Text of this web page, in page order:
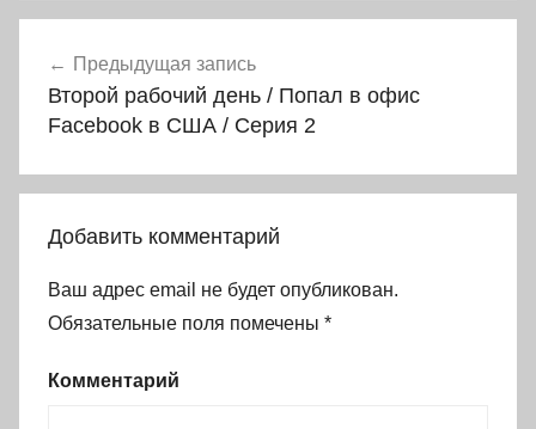
Навигация
по
Предыдущая запись
Второй рабочий день / Попал в офис
Facebook в США / Серия 2
Добавить комментарий
Ваш адрес email не будет опубликован.
Обязательные поля помечены *
Комментарий